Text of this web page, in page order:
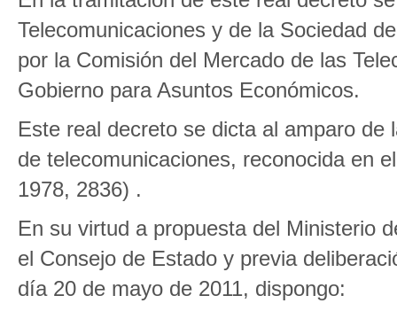
Telecomunicaciones y de la Sociedad
por la Comisión del Mercado de las
Gobierno para Asuntos Económicos.
Este real decreto se dicta al amparo
de telecomunicaciones, reconocida en
1978, 2836) .
En su virtud a propuesta del Ministerio
el Consejo de Estado y previa
día 20 de mayo de 2011, dispongo: